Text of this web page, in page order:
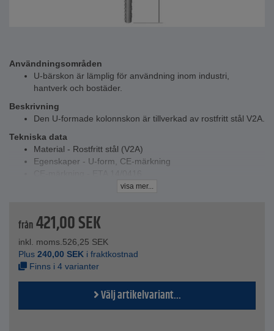
Användningsområden
U-bärskon är lämplig för användning inom industri,
hantverk och bostäder.
Beskrivning
Den U-formade kolonnskon är tillverkad av rostfritt stål V2A.
Tekniska data
Material - Rostfritt stål (V2A)
Egenskaper - U-form, CE-märkning
Utförande - med betongankare
Mått C - 110 mm
materialtjocklek - 3 mm
Antal hål - 8/6
spik Ø - 6/10 eller 7/11
Pris per styck
visa mer...
från 421,00SEK
inkl. moms.526,25 SEK
Plus 240,00 SEK i fraktkostnad
Finns i 4 varianter
Välj artikelvariant...